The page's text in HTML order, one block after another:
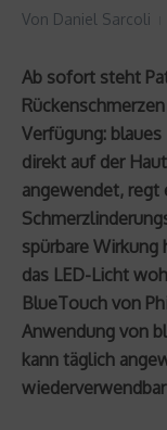
Von Daniel Sarcoli
Ab sofort steht
Verfügung:
direkt auf der
angewendet, regt
spürbare
das LED-Licht
BlueTouch von
Anwendung von
kann täglich
wiederverwendbar